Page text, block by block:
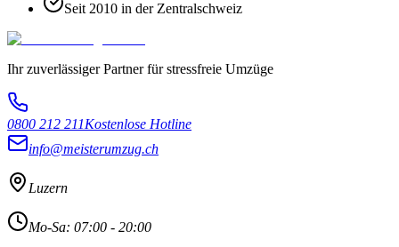
Seit 2010 in der Zentralschweiz
Ihr zuverlässiger Partner für stressfreie Umzüge
0800 212 211Kostenlose Hotline
info@meisterumzug.ch
Luzern
Mo-Sa: 07:00 - 20:00